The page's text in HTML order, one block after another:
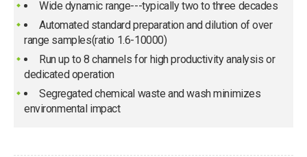
Wide dynamic range---typically two to three decades
Automated standard preparation and dilution of over
range samples(ratio 1.6-10000)
Run up to 8 channels for high productivity analysis or
dedicated operation
Segregated chemical waste and wash minimizes
environmental impact